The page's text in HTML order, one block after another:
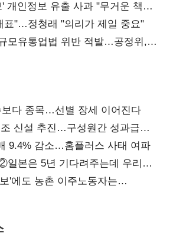
개인정보 유출 사과 "무거운 책임
표"…정청래 "의리가 제일 중요"
모유통업법 위반 적발…공정위,
다 종목…선별 장세 이어진다
신설 추진…구성원간 성과급
9.4% 감소…홈플러스 사태 여파
일본은 5년 기다려주는데 우리는
론 부족한 코스닥 구하기
'에도 농촌 이주노동자는